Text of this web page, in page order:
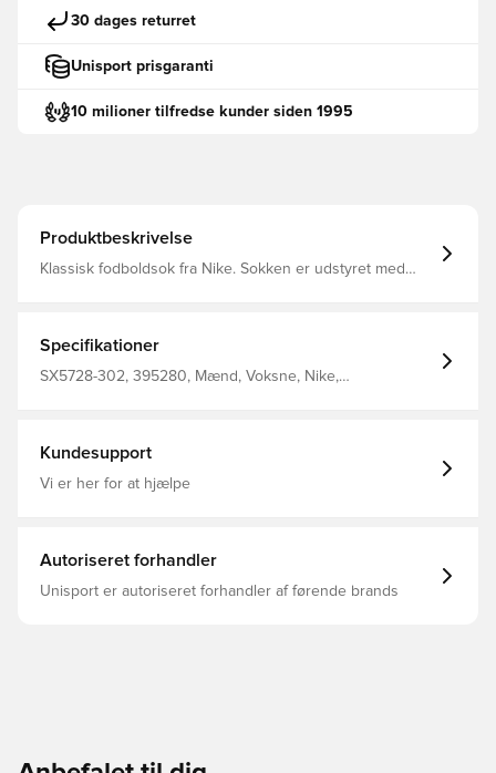
30 dages returret
Unisport prisgaranti
10 milioner tilfredse kunder siden 1995
Produktbeskrivelse
Klassisk fodboldsok fra Nike. Sokken er udstyret med
Specifikationer
SX5728-302, 395280, Mænd, Voksne, Nike,
Kundesupport
Vi er her for at hjælpe
Autoriseret forhandler
Unisport er autoriseret forhandler af førende brands